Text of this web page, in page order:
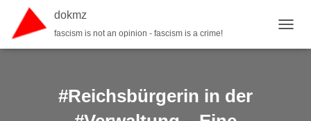
dokmz
fascism is not an opinion - fascism is a crime!
#Reichsbürgerin in der